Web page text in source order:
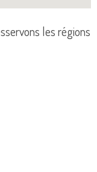
les régions